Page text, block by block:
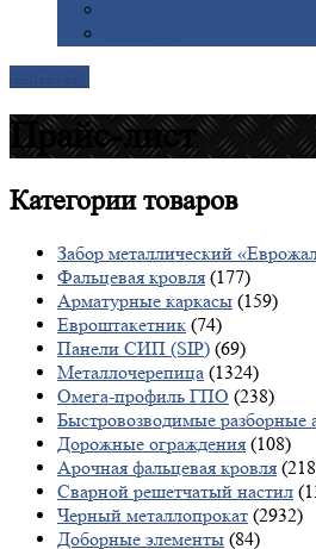
Прайс-лист
Категориитоваров
Забор металлический
Фальцевая кровля (177)
Арматурные каркасы (159)
Евроштакетник (74)
Панели СИП (SIP) (69)
Металлочерепица (1324)
Омега-профиль ГПО (238)
Быстровозводимые разборные
Дорожные ограждения (108)
Арочная фальцевая кровля
Сварной решетчатый настил
Черный металлопрокат (2932)
Доборные элементы (84)